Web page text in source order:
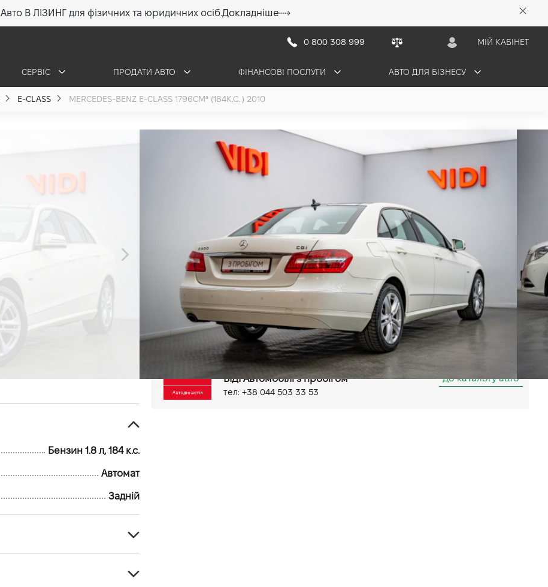
Авто В ЛІЗИНГ для фізичних та юридичних осіб.Докладніше
0 800 308 999 МІЙ КАБІНЕТ
СЕРВІС ПРОДАТИ АВТО ФІНАНСОВІ ПОСЛУГИ АВТО ДЛЯ БІЗНЕСУ
E-CLASS MERCEDES-BENZ E-CLASS 1796СМ³ (184К.С..) 2010
Mercedes-Benz E-Class
1.8 (184 к.с.) 2010
8 154 грн/міс
ПРОДАНО
98 тис.км Бензин, 1.8 л Автомат Задній
Антиблокувальна система (ABS)
Система стабілізації (ESP)
Бортовий комп'ютер
Електропривід дзеркал
Запуск двигуна з кнопки
Круїз контроль
Мультифункціональне кермо
Система доступу без ключа
Люк
Датчик світла
Парктронік заднійКиїв, вул. Велика Кільцева, 58
ВІДІ Автомобілі з пробігом
тел: +38 044 503 33 53
До каталогу авто
Бензин 1.8 л, 184 к.с.
Автомат
Задній